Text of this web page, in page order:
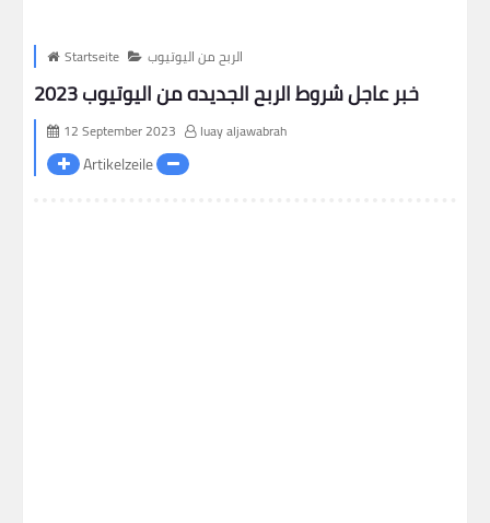
Startseite الربح من اليوتيوب
خبر عاجل شروط الربح الجديده من اليوتيوب 2023
12 September 2023 luay aljawabrah
Artikelzeile